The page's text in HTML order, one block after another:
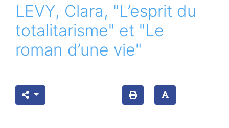
LEVY, Clara, "L’esprit du
totalitarisme" et "Le
roman d’une vie"